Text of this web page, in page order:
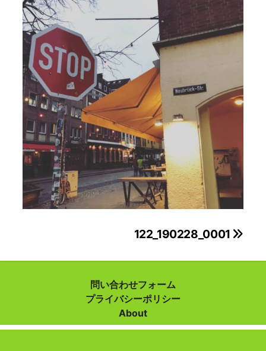
稿
ゲ
122_190228_0001
問い合わせフォーム
プライバシーポリシー
About